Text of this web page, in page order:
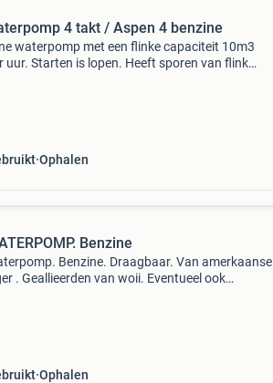
4 takt / Aspen 4 benzine
waterpomp met een flinke capaciteit 10m3
uur. Starten is lopen. Heeft sporen van flink
Ophalen
WATERPOMP. Benzine
Benzine. Draagbaar. Van amerkaanse
. Geallieerden van woii. Eventueel ook
Ophalen